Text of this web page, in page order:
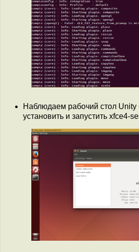
Наблюдаем рабочий стол Unity
установить и запустить xfce4-